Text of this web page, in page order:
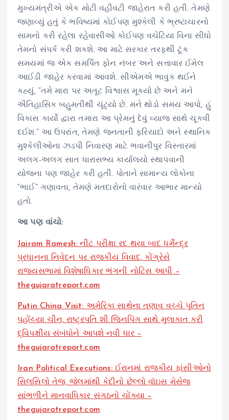
મુખ્યમંત્રીએ એક મોટી વહીવટી જાહેરાત કરી હતી. તેમણે
જણાવ્યું હતું કે ભવિષ્યમાં કોઈપણ મુશ્કેલી કે ભ્રષ્ટાચારનો
સામનો કરી રહેલા રહેવાસીઓ કોઈપણ વચેટિયા વિના સીધો
તેમનો સંપર્ક કરી શકશે. આ માટે સરકાર તરફથી ટૂંક
સમયમાં જ એક સમર્પિત ફોન નંબર અને સત્તાવાર ઈમેલ
આઈડી જાહેર કરવામાં આવશે. સીએમએ ભાવુક થઈને
કહ્યું, “તમે મારા પર અતૂટ વિશ્વાસ મૂક્યો છે અને મને
ઐતિહાસિક બહુમતીથી ચૂંટ્યો છે. મને થોડો સમય આપો, હું
વિકાસ કાર્યો દ્વારા તમારા આ પ્રેમનું દેવું વ્યાજ સાથે ચૂકવી
દઈશ.” આ ઉપરાંત, તેમણે જનતાની ફરિયાદો અને સ્થાનિક
મુશ્કેલીઓના ઝડપી નિવારણ માટે ભવાનીપુર વિસ્તારમાં
અલગ-અલગ સાત ધારાસભ્ય કાર્યાલયો સ્થાપવાની
યોજના પણ જાહેર કરી હતી. પોતાને સામાન્ય લોકોના
“ભાઈ” ગણાવતા, તેમણે મતદારોનો વારંવાર આભાર માન્યો
હતો.
આ પણ વાંચો:
Jairam Ramesh: નીટ પરીક્ષા રદ થયા બાદ ધર્મેન્દ્ર
પ્રધાનના નિવેદન પર રાજકીય વિવાદ, કોંગ્રેસે
રાજ્યસભામાં વિશેષાધિકાર ભંગની નોટિસ આપી –
thegujaratreport.com
Putin China Visit: અમેરિકા સાથેના તણાવ વચ્ચે પુતિન
પહોંચ્યા ચીન, રાષ્ટ્રપતિ શી જિનપિંગ સાથે મુલાકાત કરી
દ્વિપક્ષીય સંબંધોને આપશે નવી ધાર –
thegujaratreport.com
Iran Political Executions: ઈરાનમાં રાજકીય ફાંસીઓનો
સિલસિલો તેજ, જેલમાંથી કેદીનો છેલ્લો વૉઇસ મેસેજ
સાંભળીને માનવાધિકાર સંગઠનો ચોંક્યા –
thegujaratreport.com